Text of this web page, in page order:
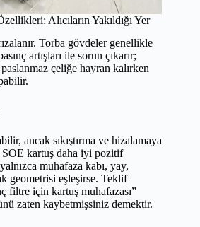
Alıcıların Yakıldığı Yer
Torba gövdeler genellikle
artışları ile sorun çıkarır;
çeliğe hayran kalırken
ancak sıkıştırma ve hizalamaya
kartuş daha iyi pozitif
muhafaza kabı, yay,
geometrisi eşleşirse. Teklif
filtre için kartuş muhafazası”
zaten kaybetmişsiniz demektir.